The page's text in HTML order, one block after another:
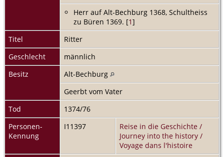
Herr auf Alt-Bechburg 1368, Schultheiss
zu Büren 1369. [1]
Titel
Ritter
Geschlecht
männlich
Besitz
Alt-Bechburg
Geerbt vom Vater
Tod
1374/76
Personen-
Kennung
I11397
Reise in die Geschichte /
Journey into the history /
Voyage dans l'histoire